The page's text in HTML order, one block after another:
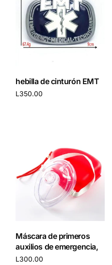
hebilla de cinturón EMT
L350.00
Máscara de primeros
auxilios de emergencia,
L300.00